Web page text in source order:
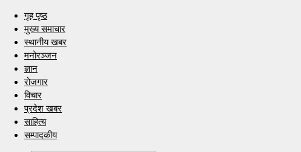
गृह पृष्ठ
मुख्य समाचार
स्थानीय खबर
मनोरञ्जन
ज्ञान
रोजगार
विचार
प्रदेश खबर
साहित्य
सम्पादकीय